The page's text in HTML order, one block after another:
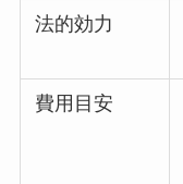
法的効力
費用目安